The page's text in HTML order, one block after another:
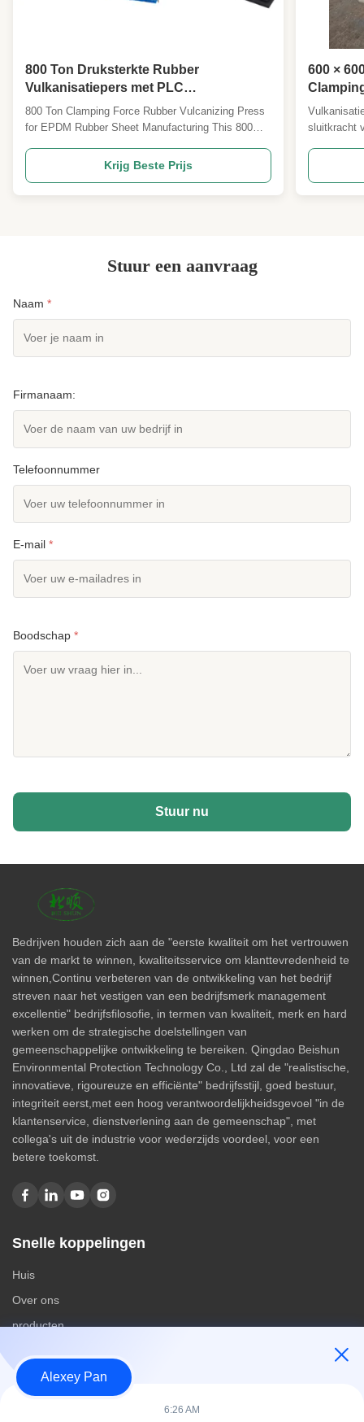
800 Ton Druksterkte Rubber
Vulkanisatiepers met PLC
Automatische Besturing voor EPDM
Rubberplaat Productie
800 Ton Clamping Force Rubber Vulcanizing Press
for EPDM Rubber Sheet Manufacturing This 800
engineered for the production of EPDM rubber
sheets , delivering high clamping force and
Krijg Beste Prijs
600 ×
Press
sluitkracht
van
Stuur een aanvraag
Naam *
Firmanaam:
Telefoonnummer
E-mail *
Boodschap *
Stuur nu
Bedrijven houden zich aan de "eerste kwaliteit om het vertrouwen
van de markt te winnen, kwaliteitsservice om klanttevredenheid te
winnen,Continu verbeteren van de ontwikkeling van het bedrijf
streven naar het vestigen van een bedrijfsmerk management
excellentie" bedrijfsfilosofie, in termen van kwaliteit, merk en hard
werken om de strategische doelstellingen van
gemeenschappelijke ontwikkeling te bereiken. Qingdao Beishun
Environmental Protection Technology Co., Ltd zal de "realistische,
innovatieve, rigoureuze en efficiënte" bedrijfsstijl, goed bestuur,
integriteit eerst,met een hoog verantwoordelijkheidsgevoel "in de
klantenservice, dienstverlening aan de gemeenschap", met
collega's uit de industrie voor wederzijds voordeel, voor een
betere toekomst.
Snelle koppelingen
Huis
Over ons
producten
Categorieën
Alexey Pan
6:26 AM